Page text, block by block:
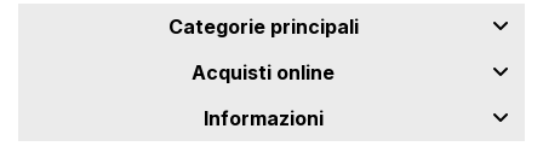
Categorie principali
Acquisti online
Informazioni